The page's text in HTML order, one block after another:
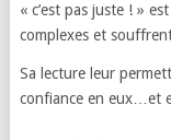
« c’est pas juste ! »
complexes et
Sa lecture leur
confiance en eux…et